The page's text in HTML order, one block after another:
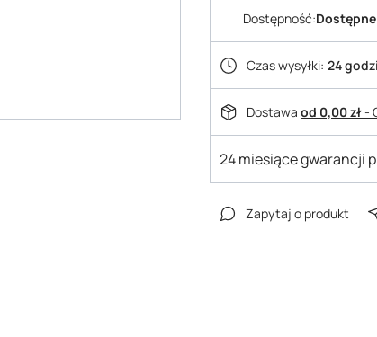
Dostępność:Dostępne
Czas wysyłki: 24
Dostawa od 0,00 zł-
24 miesiące gwarancji
Zapytaj o produkt